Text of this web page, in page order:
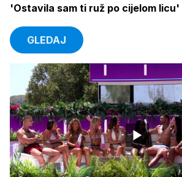
'Ostavila sam ti ruž po cijelom licu'
GLEDAJ